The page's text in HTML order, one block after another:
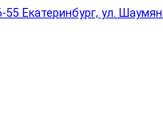
55 Екатеринбург, ул.